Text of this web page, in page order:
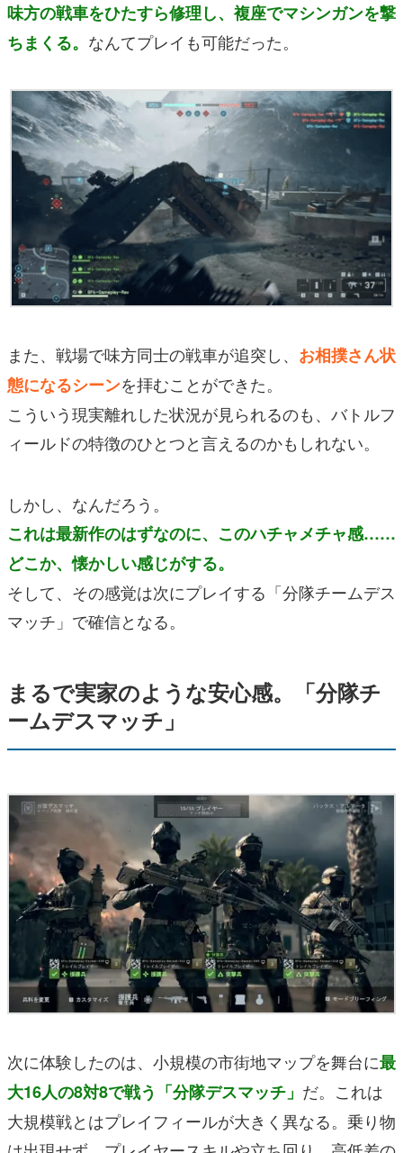
味方の戦車をひたすら修理し、複座でマシンガンを撃
ちまくる。 なんてプレイも可能だった。
また、戦場で味方同士の戦車が追突し、 お相撲さん状
態になるシーンを拝むことができた。
こういう現実離れした状況が見られるのも、バトルフ
ィールドの特徴のひとつと言えるのかもしれない。
しかし、なんだろう。
これは最新作のはずなのに、このハチャメチャ感……
どこか、懐かしい感じがする。
そして、その感覚は次にプレイする「分隊チームデス
マッチ」で確信となる。
まるで実家のような安心感。「分隊チ
ームデスマッチ」
次に体験したのは、小規模の市街地マップを舞台に最
大16人の8対8で戦う「分隊デスマッチ」 だ。これは
大規模戦とはプレイフィールが大きく異なる。乗り物